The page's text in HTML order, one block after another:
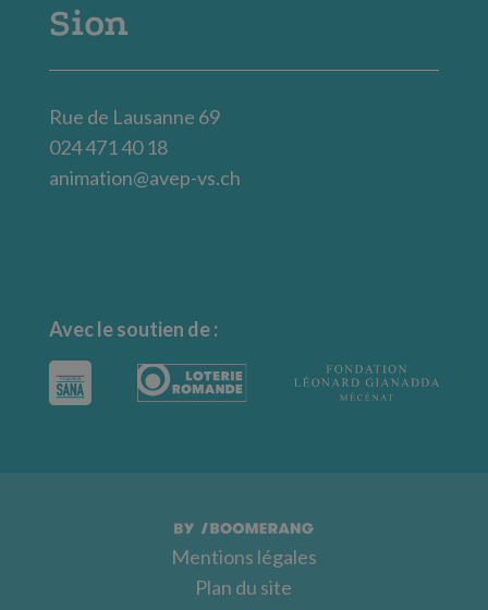
Sion
Rue de Lausanne 69
024 471 40 18
animation@avep-vs.ch
Avec le soutien de :
Mentions légales
Plan du site